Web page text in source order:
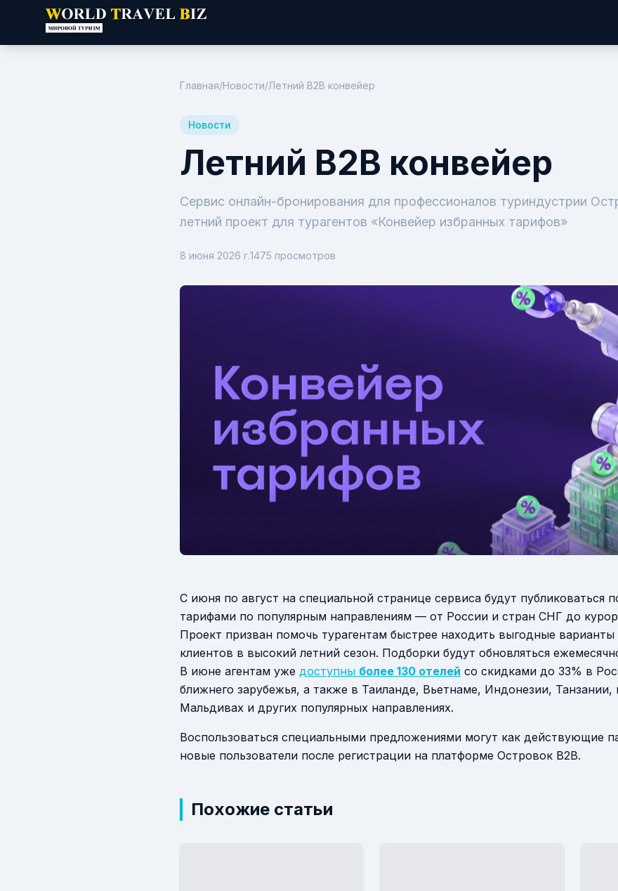
Главная/Новости/Летний В2В конвейер
Новости
Летний В2В конвейер
Сервис онлайн-бронирования для профессионалов туриндустрии
летний проект для турагентов «Конвейер избранных тарифов»
8 июня 2026 г.1475 просмотров
С июня по август на специальной странице сервиса будут публиковаться
тарифами по популярным направлениям — от России и стран СНГ до
Проект призван помочь турагентам быстрее находить выгодные
клиентов в высокий летний сезон. Подборки будут обновляться
В июне агентам уже доступны более 130 отелей со скидками до 33% в
ближнего зарубежья, а также в Таиланде, Вьетнаме, Индонезии,
Мальдивах и других популярных направлениях.
Воспользоваться специальными предложениями могут как действующие
новые пользователи после регистрации на платформе Островок B2B.
Похожие статьи